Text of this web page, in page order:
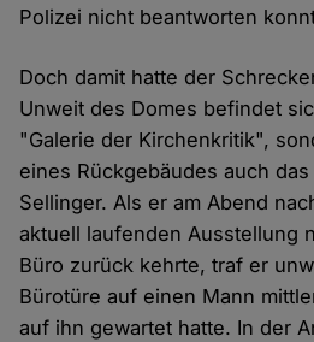
Polizei nicht beantworten
Doch damit hatte der
Unweit des Domes befindet
"Galerie der Kirchenkritik",
eines Rückgebäudes auch
Sellinger. Als er am Abend
aktuell laufenden Ausstellung
Büro zurück kehrte, traf er
Bürotüre auf einen Mann
auf ihn gewartet hatte. In der